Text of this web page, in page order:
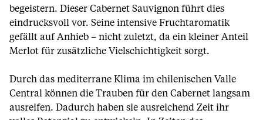
begeistern. Dieser Cabernet Sauvignon führt dies
eindrucksvoll vor. Seine intensive Fruchtaromatik
gefällt auf Anhieb – nicht zuletzt, da ein kleiner Anteil
Merlot für zusätzliche Vielschichtigkeit sorgt.
Durch das mediterrane Klima im chilenischen Valle
Central können die Trauben für den Cabernet langsam
ausreifen. Dadurch haben sie ausreichend Zeit ihr